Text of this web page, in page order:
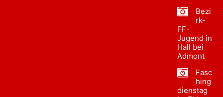
Bezi
rk-
FF-
Jugend in
Hall bei
Admont
Fasc
hing
dienstag